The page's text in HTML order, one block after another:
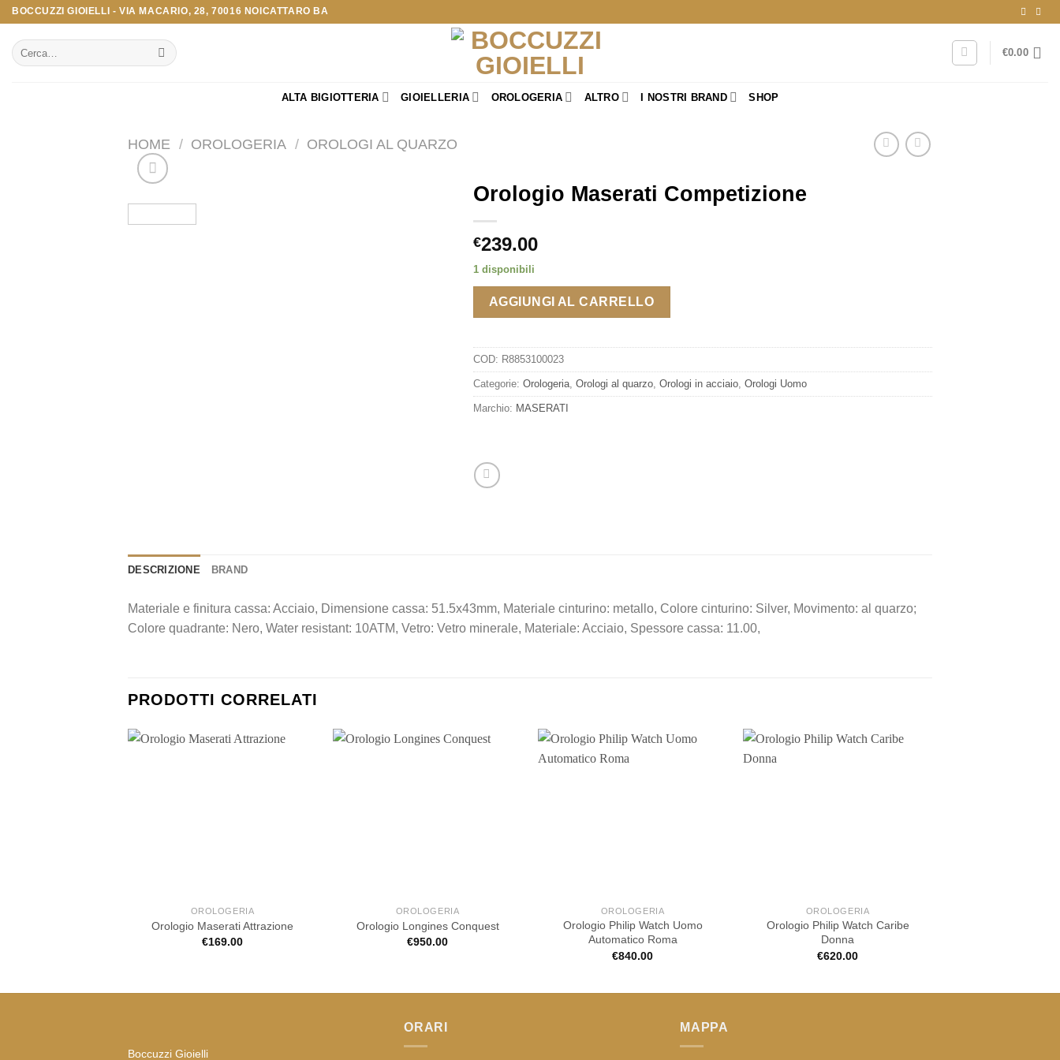
Salta
contenuti
BOCCUZZI GIOIELLI - VIA MACARIO, 28, 70016 NOICATTARO BA
Cerca:
€0.00
ALTA BIGIOTTERIA GIOIELLERIA OROLOGERIA ALTRO I NOSTRI BRAND SHOP
HOME / OROLOGERIA / OROLOGI AL QUARZO
Orologio Maserati Competizione
€239.00
1 disponibili
AGGIUNGI AL CARRELLO
COD: R8853100023
Categorie: Orologeria, Orologi al quarzo, Orologi in acciaio, Orologi Uomo
Marchio: MASERATI
DESCRIZIONE BRAND
Materiale e finitura cassa: Acciaio, Dimensione cassa: 51.5x43mm, Materiale cinturino: metallo, Colore cinturino: Silver, Movimento: al quarzo;
Colore quadrante: Nero, Water resistant: 10ATM, Vetro: Vetro minerale, Materiale: Acciaio, Spessore cassa: 11.00,
PRODOTTI CORRELATI
OROLOGERIA
Orologio Maserati Attrazione
€169.00
OROLOGERIA
Orologio Longines Conquest
€950.00
OROLOGERIA
Orologio Philip Watch Uomo
Automatico Roma
€840.00
OROLOGERIA
Orologio Philip Watch Caribe
Donna
€620.00
Boccuzzi Gioielli
ORARI MAPPA